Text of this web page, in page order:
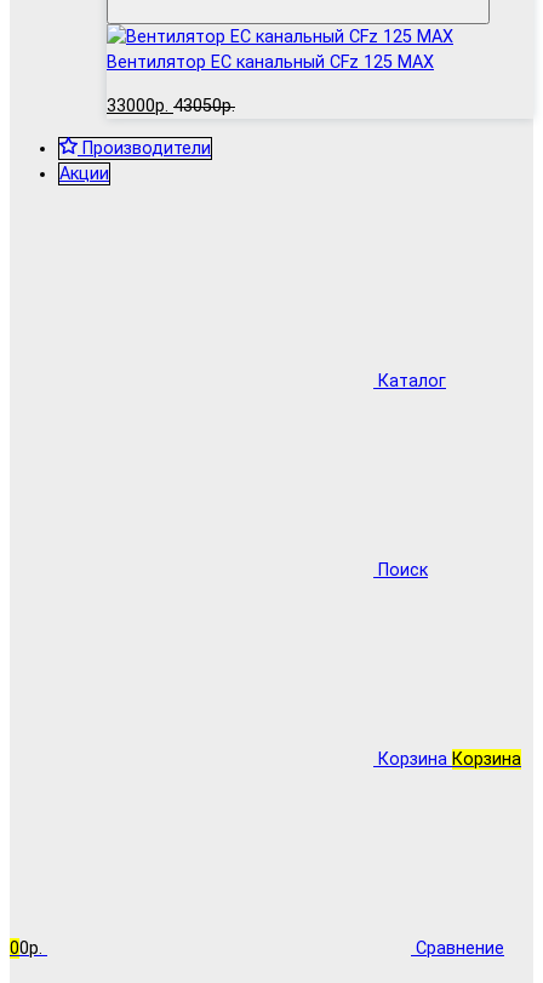
Вентилятор EC канальный CFz 125 MAX
33000р. 43050р.
Производители
Акции
Каталог
Поиск
Корзина Корзина
00р. Сравнение